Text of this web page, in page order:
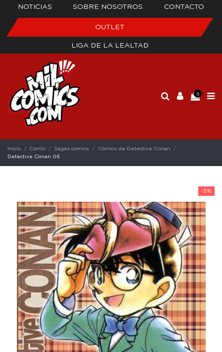
NOTICIAS SOBRE NOSOTROS CONTACTO
OUTLET
LIGA DE LA LEALTAD
0
Inicio Cómic Sagas comics
Cómics de Detective Conan
Detective Conan 06
-5%